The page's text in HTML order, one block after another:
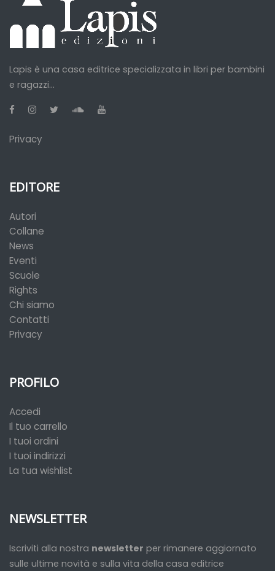
Lapis è una casa editrice specializzata in libri per bambini
e ragazzi...
Privacy
EDITORE
Autori
Collane
News
Eventi
Scuole
Rights
Chi siamo
Contatti
Privacy
PROFILO
Accedi
Il tuo carrello
I tuoi ordini
I tuoi indirizzi
La tua wishlist
NEWSLETTER
Iscriviti alla nostra newsletter per rimanere aggiornato
sulle ultime novità e sulla vita della casa editrice